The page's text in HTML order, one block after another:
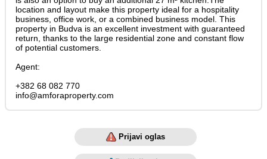
location and layout make this property ideal for a hospitality
business, office work, or a combined business model. This
property in Budva is an excellent investment with guaranteed
return, thanks to the large residential zone and constant flow
of potential customers.
Agent:
+382 68 082 770
info@amforaproperty.com
Prijavi oglas